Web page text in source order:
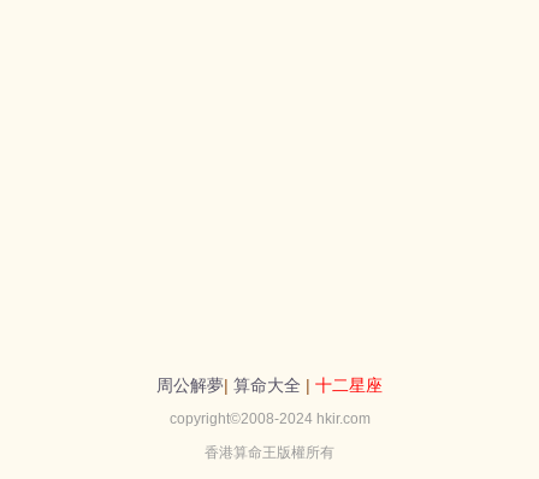
周公解夢| 算命大全 | 十二星座
copyright©2008-2024 hkir.com
香港算命王版權所有